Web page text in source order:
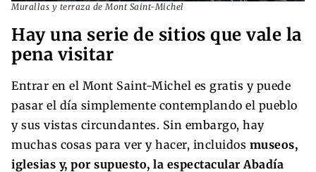
Murallas y terraza de Mont Saint-Michel
Hay una serie de sitios que vale la
pena visitar
Entrar en el Mont Saint-Michel es gratis y puede
pasar el día simplemente contemplando el pueblo
y sus vistas circundantes. Sin embargo, hay
muchas cosas para ver y hacer, incluidos museos,
iglesias y, por supuesto, la espectacular Abadía